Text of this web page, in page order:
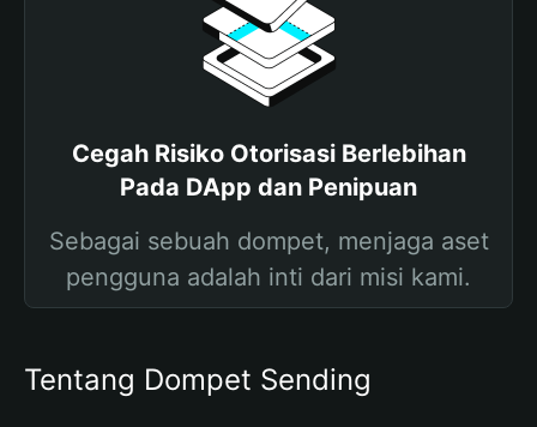
Cegah Risiko Otorisasi Berlebihan
Pada DApp dan Penipuan
Sebagai sebuah dompet, menjaga aset
pengguna adalah inti dari misi kami.
Tentang Dompet Sending